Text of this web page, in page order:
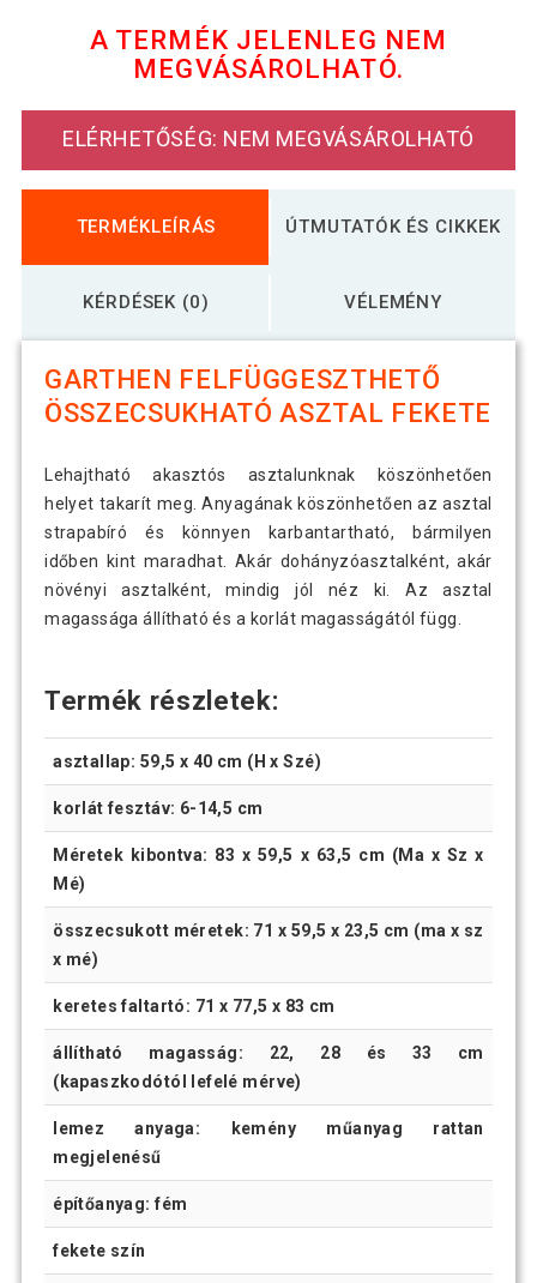
A TERMÉK JELENLEG NEM
MEGVÁSÁROLHATÓ.
ELÉRHETŐSÉG: NEM MEGVÁSÁROLHATÓ
TERMÉKLEÍRÁS ÚTMUTATÓK ÉS CIKKEK
KÉRDÉSEK (0) VÉLEMÉNY
GARTHEN FELFÜGGESZTHETŐ
ÖSSZECSUKHATÓ ASZTAL FEKETE
Lehajtható akasztós asztalunknak köszönhetően
helyet takarít meg. Anyagának köszönhetően az asztal
strapabíró és könnyen karbantartható, bármilyen
időben kint maradhat. Akár dohányzóasztalként, akár
növényi asztalként, mindig jól néz ki. Az asztal
magassága állítható és a korlát magasságától függ.
Termék részletek:
asztallap: 59,5 x 40 cm (H x Szé)
korlát fesztáv: 6-14,5 cm
Méretek kibontva: 83 x 59,5 x 63,5 cm (Ma x Sz x
Mé)
összecsukott méretek: 71 x 59,5 x 23,5 cm (ma x sz
x mé)
keretes faltartó: 71 x 77,5 x 83 cm
állítható magasság: 22, 28 és 33 cm
(kapaszkodótól lefelé mérve)
lemez anyaga: kemény műanyag rattan
megjelenésű
építőanyag: fém
fekete szín